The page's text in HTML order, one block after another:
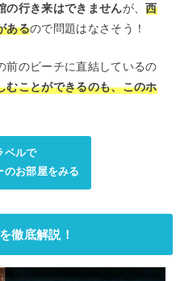
の行き来はできませんが、西
あるので問題はなさそう！
前のビーチに直結しているの
むことができるのも、このホ
ベルで
のお部屋をみる
徹底解説！